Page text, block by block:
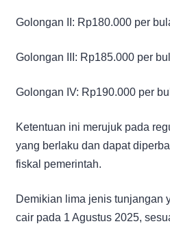
Golongan II: Rp180.000 per
Golongan III: Rp185.000 per
Golongan IV: Rp190.000 per
Ketentuan ini merujuk pada
yang berlaku dan dapat
fiskal pemerintah.
Demikian lima jenis tunjangan
cair pada 1 Agustus 2025,